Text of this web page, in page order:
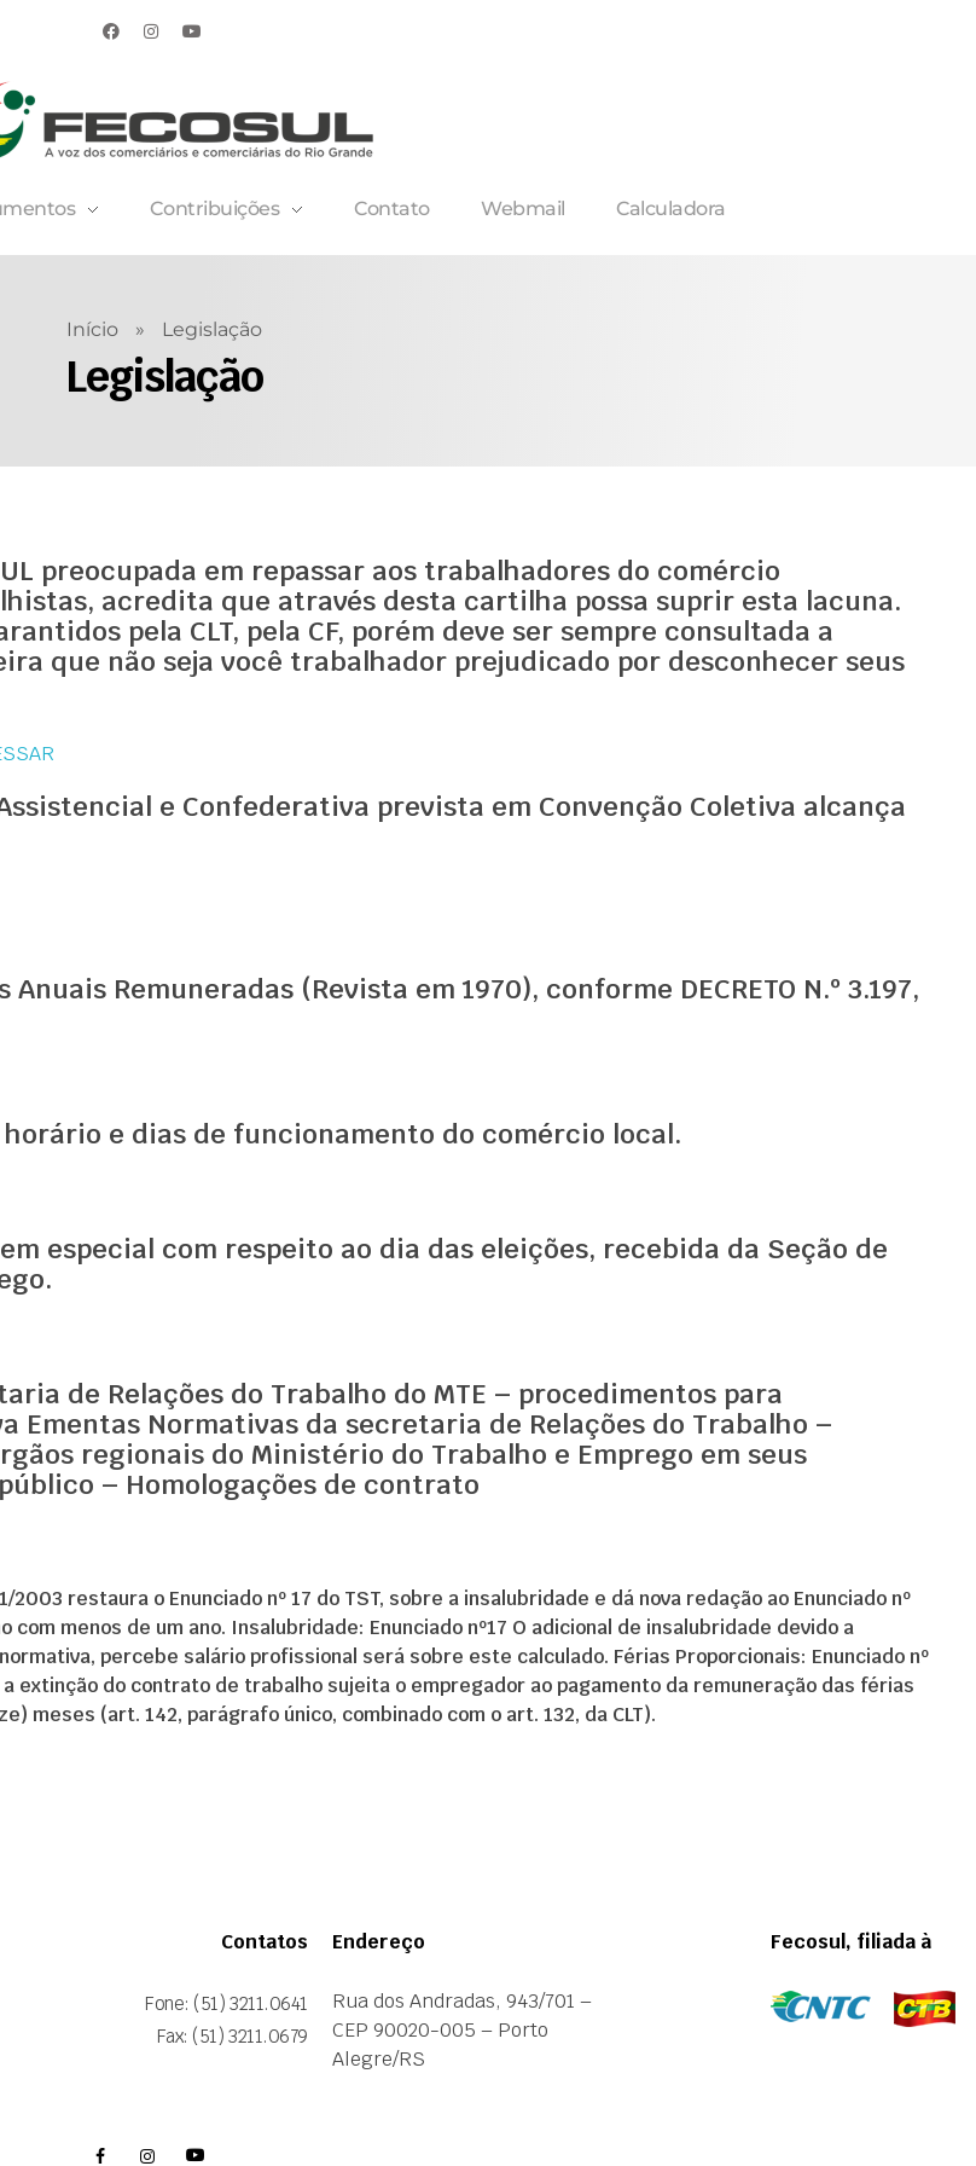
Contribuições Contato Webmail Calculadora
Início » Legislação
Legislação
preocupada em repassar aos trabalhadores do comércio
acredita que através desta cartilha possa suprir esta lacuna.
pela CLT, pela CF, porém deve ser sempre consultada a
que não seja você trabalhador prejudicado por desconhecer seus
e Confederativa prevista em Convenção Coletiva alcança
Remuneradas (Revista em 1970), conforme DECRETO N.º 3.197,
horário e dias de funcionamento do comércio local.
especial com respeito ao dia das eleições, recebida da Seção de
de Relações do Trabalho do MTE – procedimentos para
Ementas Normativas da secretaria de Relações do Trabalho –
regionais do Ministério do Trabalho e Emprego em seus
– Homologações de contrato
2003 restaura o Enunciado nº 17 do TST, sobre a insalubridade e dá nova redação ao Enunciado nº
menos de um ano. Insalubridade: Enunciado nº17 O adicional de insalubridade devido a
percebe salário profissional será sobre este calculado. Férias Proporcionais: Enunciado nº
extinção do contrato de trabalho sujeita o empregador ao pagamento da remuneração das férias
meses (art. 142, parágrafo único, combinado com o art. 132, da CLT).
Contatos
Fone: (51) 3211.0641
Fax: (51) 3211.0679
Endereço
Rua dos Andradas, 943/701 –
CEP 90020-005 – Porto
Alegre/RS
Fecosul, filiada à